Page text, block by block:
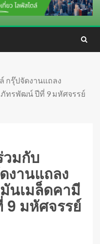
กรุ๊ปจัดงานแถลง
ภัทรพัฒน์ ปีที่ 9 มหัศจรรย์
มกับ
งานแถลง
นเมล็ดคามี
9 มหัศจรรย์